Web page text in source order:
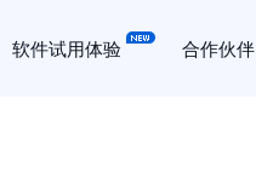
软件试用体验 合作伙伴